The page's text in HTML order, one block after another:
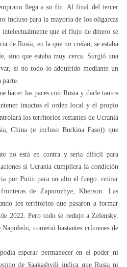
llega a su fin. Al final del tercer
incluso para la mayoría de los oligarcas
que el flujo de dinero se
de Rusia, en la que no creían, se estaba
sino que estaba muy cerca. Surgió una
si no todo lo adquirido mediante un
hacer las paces con Rusia y darle tantos
intactos el orden local y el propio
los territorios restantes de Ucrania
China (e incluso Burkina Faso)) que
no está en contra y sería difícil para
si Ucrania cumpliera la condición
por Putin para un alto el fuego: retirar
de Zaporozhye, Kherson. Las
los territorios que pasaron a formar
2022. Pero todo se redujo a Zelensky,
cometió bastantes crímenes de
esperar permanecer en el poder ni
de Saakashvili indica que Rusia ni